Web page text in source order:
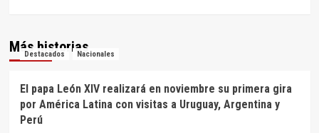
Más historias
Destacados Nacionales
El papa León XIV realizará en noviembre su primera gira
por América Latina con visitas a Uruguay, Argentina y
Perú